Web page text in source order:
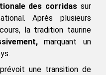
des corridas sur
Après plusieurs
la tradition taurine
marquant un
une transition de